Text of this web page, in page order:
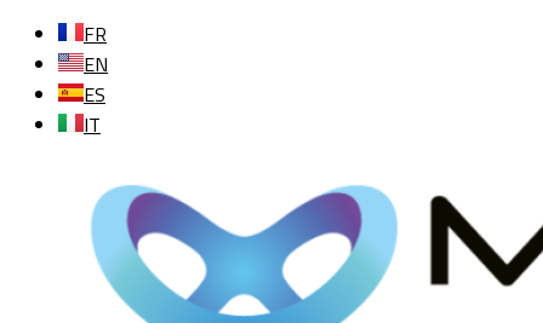
FR
EN
ES
IT